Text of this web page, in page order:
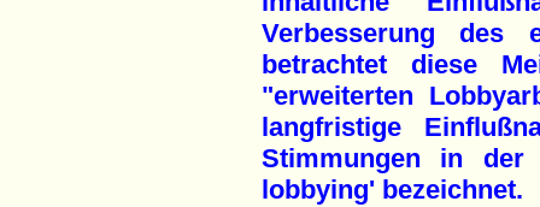
Verbesserung des
betrachtet diese
"erweiterten
langfristige
Stimmungen in der
lobbying' bezeichnet.